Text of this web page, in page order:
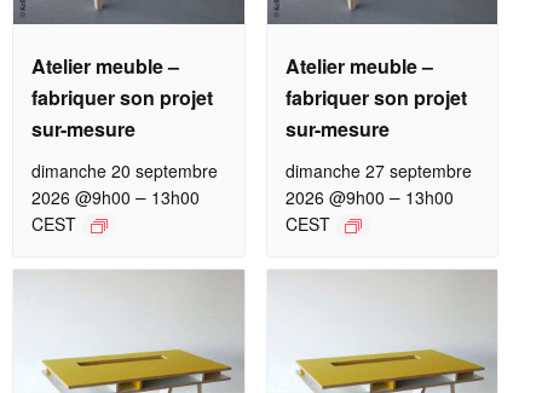
Atelier meuble –
fabriquer son projet
sur-mesure
dimanche 20 septembre
2026 @9h00 – 13h00
CEST
Atelier meuble –
fabriquer son projet
sur-mesure
dimanche 27 septembre
2026 @9h00 – 13h00
CEST